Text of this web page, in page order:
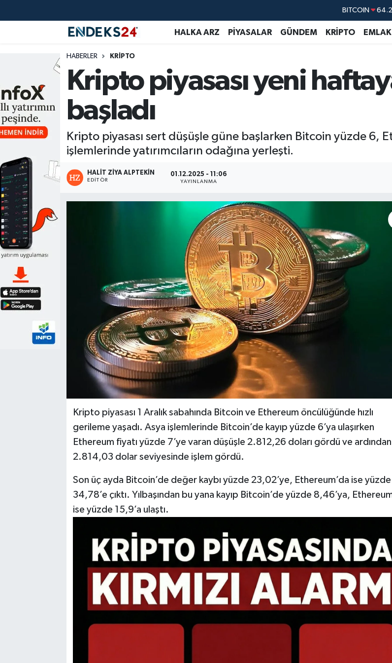
DOLAR
EURO
GRAM ALTIN
BİST100
HALKA ARZ PİYASALAR GÜNDEM KRİPTO EMLAK
HABERLER KRİPTO
Kripto piyasası yeni
başladı
Kripto piyasası sert düşüşle güne başlarken Bitcoin yüzde 6,
işlemlerinde yatırımcıların odağına yerleşti.
HALIT ZIYA ALPTEKIN
EDITÖR
01.12.2025 - 11:06
YAYINLANMA
Kripto piyasası 1 Aralık sabahında Bitcoin ve Ethereum öncülüğünde hızlı
gerileme yaşadı. Asya işlemlerinde Bitcoin’de kayıp yüzde 6’ya ulaşırken
Ethereum fiyatı yüzde 7’ye varan düşüşle 2.812,26 doları gördü ve ardından
2.814,03 dolar seviyesinde işlem gördü.
Son üç ayda Bitcoin’de değer kaybı yüzde 23,02’ye, Ethereum’da ise yüzde
34,78’e çıktı. Yılbaşından bu yana kayıp Bitcoin’de yüzde 8,46’ya,
ise yüzde 15,9’a ulaştı.
GÜNDEM
HALKA ARZ
KRİPTO
OTOMOTİV
PİYASALAR
SAVUNMA
Nöbetçi Eczaneler
Hava Durumu
Trafik Durumu
Süper Lig Puan Durumu ve Fikstür
Tüm Manşetler
Son Dakika Haberleri
Haber Arşivi